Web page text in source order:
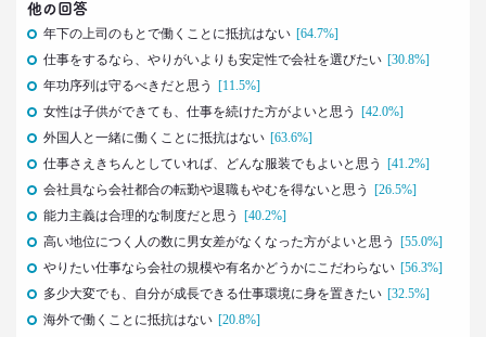
オンラインで「我が家の食卓」が変わる
–日経クロストレンド 連載④–
生活総研 主席研究員
夏山 明美
2021.02.25
たこ焼きが1位？ 和食が消えた？
好きな料理ランキング大激変
–日経クロストレンド 連載③–
夏山 明美
2021.02.09
足りないのはお金より時間
他の回答
年下の上司のもとで働くことに抵抗はない [64.7%]
仕事をするなら、やりがいよりも安定性で会社を選びたい [30.8%]
年功序列は守るべきだと思う
[11.5%]
女性は子供ができても、仕事を続けた方がよいと思う
[42.0%]
外国人と一緒に働くことに抵抗はない [63.6%]
仕事さえきちんとしていれば、どんな服装でもよいと思う
[41.2%]
会社員なら会社都合の転勤や退職もやむを得ないと思う
[26.5%]
能力主義は合理的な制度だと思う
[40.2%]
高い地位につく人の数に男女差がなくなった方がよいと思う
[55.0%]
やりたい仕事なら会社の規模や有名かどうかにこだわらない [56.3%]
多少大変でも、自分が成長できる仕事環境に身を置きたい [32.5%]
海外で働くことに抵抗はない [20.8%]